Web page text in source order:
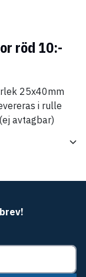
röd 10:-
25x40mm
i rulle
avtagbar)